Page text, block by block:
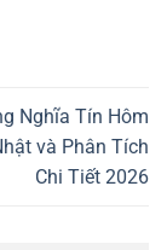
Nghĩa Tín Hôm
và Phân Tích
Chi Tiết 2026